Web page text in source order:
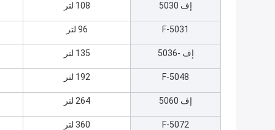
إف 5030 108 لتر
F-5031 96 لتر
إف -5036 135 لتر
F-5048 192 لتر
إف 5060 264 لتر
F-5072 360 لتر